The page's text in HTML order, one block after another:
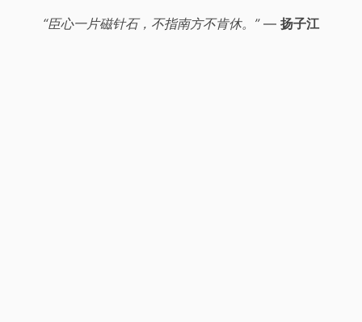
“臣心一片磁针石，不指南方不肯休。”— 扬子江